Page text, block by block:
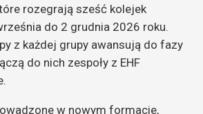
rozegrają sześć kolejek
do 2 grudnia 2026 roku.
z każdej grupy awansują do fazy
do nich zespoły z EHF
w nowym formacie,